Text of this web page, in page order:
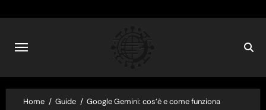
content
Home Guide Google Gemini: cos’è e come funziona